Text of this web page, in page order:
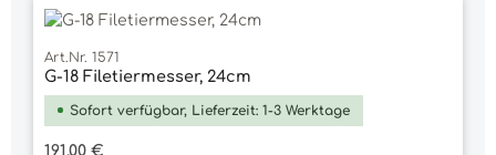
Art.Nr. 1571
G-18 Filetiermesser, 24cm
Sofort verfügbar, Lieferzeit: 1-3 Werktage
Regulärer Preis:
191,00 €